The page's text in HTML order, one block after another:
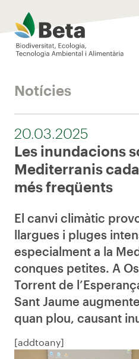
Beta Tech Center
Notícies
20.03.2025
Les inundacions
Mediterranis
més freqüents
El canvi climàtic
llargues i pluges
especialment a la
conques petites. A
Torrent de
Sant Jaume
quan plou, causant
[addtoany]